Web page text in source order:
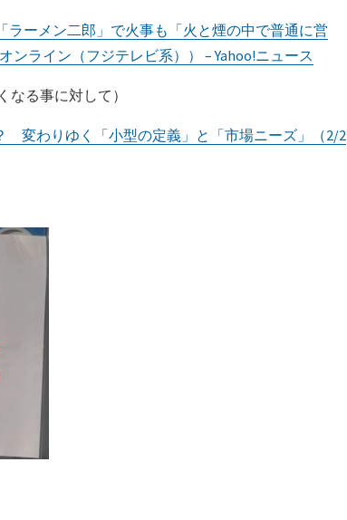
ーメン二郎」で火事も「火と煙の中で普通に営
ンライン（フジテレビ系）） – Yahoo!ニュース
る事に対して）
変わりゆく「小型の定義」と「市場ニーズ」（2/2